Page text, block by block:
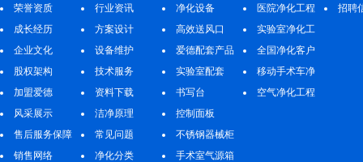
荣誉资质
成长经历
企业文化
股权架构
加盟爱德
风采展示
售后服务保障
销售网络
行业资讯
方案设计
设备维护
技术服务
资料下载
洁净原理
常见问题
净化分类
净化设备
高效送风口
爱德配套产品
实验室配套
书写台
控制面板
不锈钢器械柜
手术室气源箱
医院净化工程
实验室净化工
程
全国净化客户
案例移动手术车净
化工程空气净化工程
招聘